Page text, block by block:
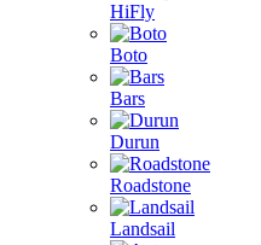
HiFly
Boto
Bars
Durun
Roadstone
Landsail